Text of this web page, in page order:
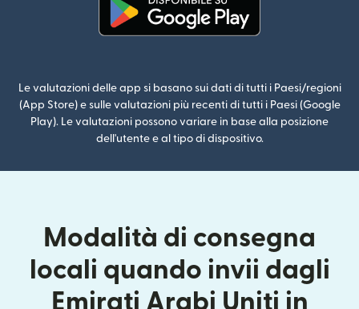
Le valutazioni delle app si basano sui dati di tutti i Paesi/regioni
(App Store) e sulle valutazioni più recenti di tutti i Paesi (Google
Play). Le valutazioni possono variare in base alla posizione
dell'utente e al tipo di dispositivo.
Modalità di consegna
locali quando invii dagli
Emirati Arabi Uniti in